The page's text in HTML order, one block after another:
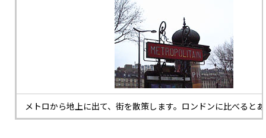
メトロから地上に出て、街を散策します。ロンドンに比べると